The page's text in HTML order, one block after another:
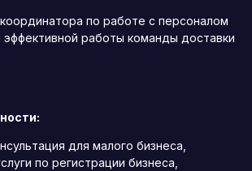
по работе с персоналом
эффективной работы команды доставки
для малого бизнеса,
по регистрации бизнеса,